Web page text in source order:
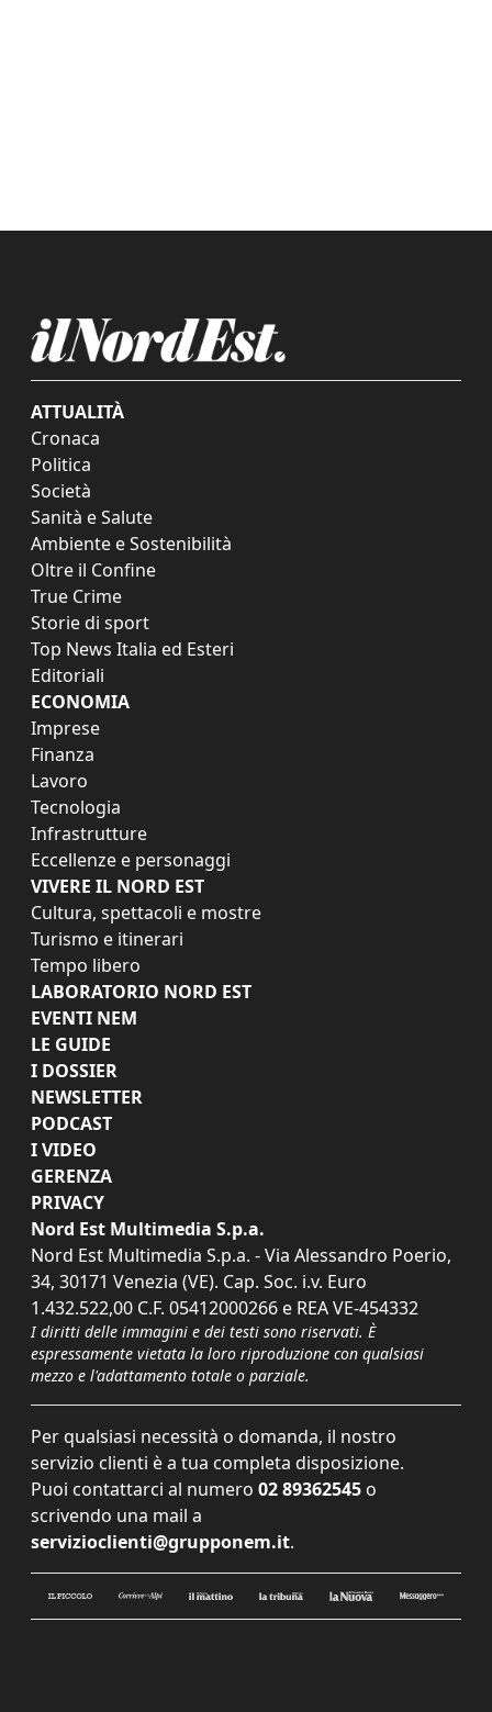
ATTUALITÀ
Cronaca
Politica
Società
Sanità e Salute
Ambiente e Sostenibilità
Oltre il Confine
True Crime
Storie di sport
Top News Italia ed Esteri
Editoriali
ECONOMIA
Imprese
Finanza
Lavoro
Tecnologia
Infrastrutture
Eccellenze e personaggi
VIVERE IL NORD EST
Cultura, spettacoli e mostre
Turismo e itinerari
Tempo libero
LABORATORIO NORD EST
EVENTI NEM
LE GUIDE
I DOSSIER
NEWSLETTER
PODCAST
I VIDEO
GERENZA
PRIVACY
Nord Est Multimedia S.p.a.
Nord Est Multimedia S.p.a. - Via Alessandro Poerio,
34, 30171 Venezia (VE). Cap. Soc. i.v. Euro
1.432.522,00 C.F. 05412000266 e REA VE-454332
I diritti delle immagini e dei testi sono riservati. È
espressamente vietata la loro riproduzione con qualsiasi
mezzo e l'adattamento totale o parziale.
Per qualsiasi necessità o domanda, il nostro
servizio clienti è a tua completa disposizione.
Puoi contattarci al numero 02 89362545 o
scrivendo una mail a
servizioclienti@grupponem.it.